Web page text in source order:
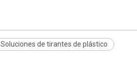
Soluciones de tirantes de plástico